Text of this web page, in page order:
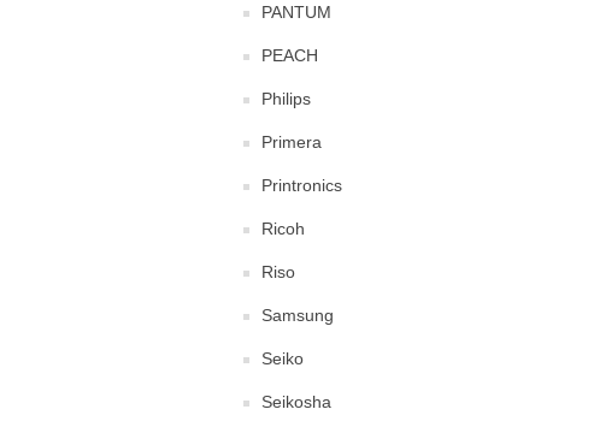
PANTUM
PEACH
Philips
Primera
Printronics
Ricoh
Riso
Samsung
Seiko
Seikosha